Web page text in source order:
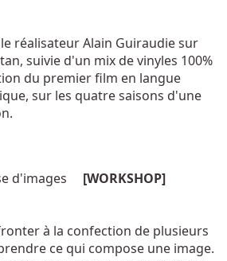
réalisateur Alain Guiraudie sur
suivie d'un mix de vinyles 100%
du premier film en langue
sur les quatre saisons d'une
d'images [WORKSHOP]
à la confection de plusieurs
ce qui compose une image.